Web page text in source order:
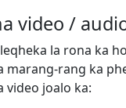
video /
la rona ka
marang-rang ka
video joalo ka: